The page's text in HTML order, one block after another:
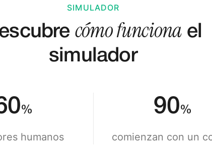
SIMULADOR
cómo funcionael
simulador
%
humanos
90%
comienzan con un